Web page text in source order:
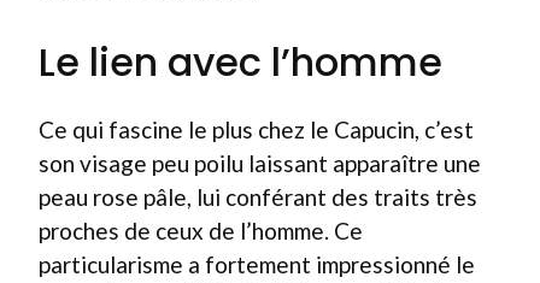
Le lien avec l’homme
Ce qui fascine le plus chez le Capucin, c’est
son visage peu poilu laissant apparaître une
peau rose pâle, lui conférant des traits très
proches de ceux de l’homme. Ce
particularisme a fortement impressionné le